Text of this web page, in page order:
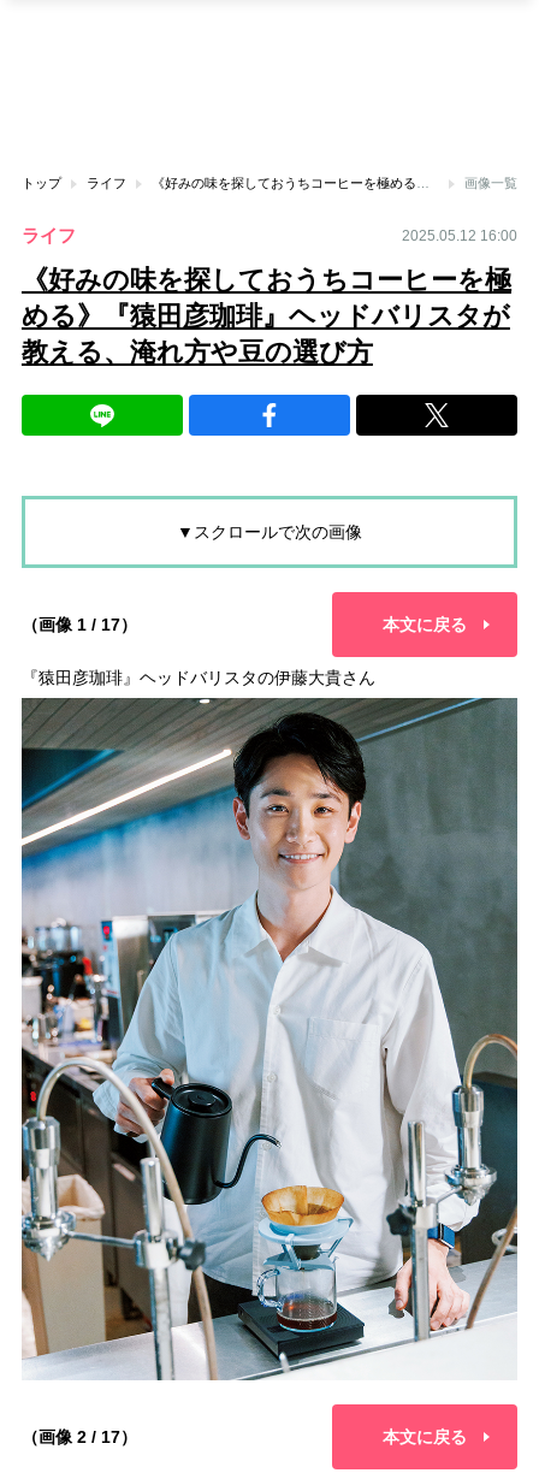
トップ ライフ 画像一覧
ライフ 2025.05.12 16:00
《好みの味を探しておうちコーヒーを極
める》『猿田彦珈琲』ヘッドバリスタが
教える、淹れ方や豆の選び方
▼スクロールで次の画像
（画像 1 / 17） 本文に戻る
『猿田彦珈琲』ヘッドバリスタの伊藤大貴さん
（画像 2 / 17） 本文に戻る